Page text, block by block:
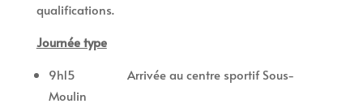
qualifications.
Journée type
9h15 Arrivée au centre sportif Sous-
Moulin